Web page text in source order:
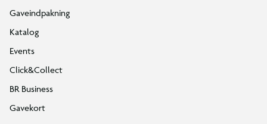
Gaveindpakning
Katalog
Events
Click&Collect
BR Business
Gavekort